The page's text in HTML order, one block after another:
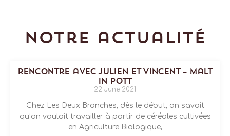
Notre actualité
Rencontre avec Julien et Vincent – Malt
In Pott
22 June 2021
Chez Les Deux Branches, dès le début, on savait
qu’on voulait travailler à partir de céréales cultivées
en Agriculture Biologique,